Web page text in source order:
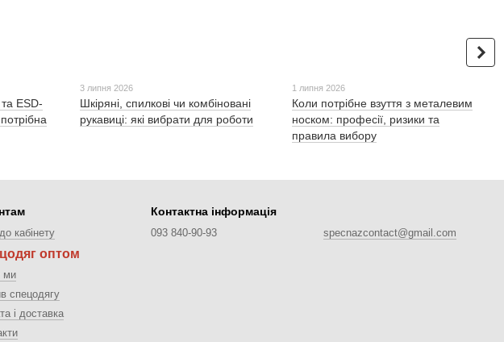
ESD-
3 липня 2026
Шкіряні, спилкові чи комбіновані
рукавиці: які вибрати для роботи
1 липня 2026
Коли потрібне взуття з металевим
носком: професії, ризики та
правила вибору
кабінету
оптом
ми
спецодягу
і доставка
Контактна інформація
093 840-90-93 specnazcontact@gmail.com